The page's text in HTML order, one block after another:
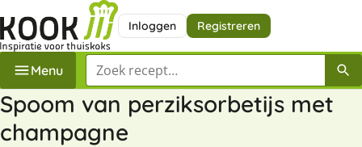
Inloggen Registreren
Menu Zoek een recept
Spoom van perziksorbetijs met
champagne